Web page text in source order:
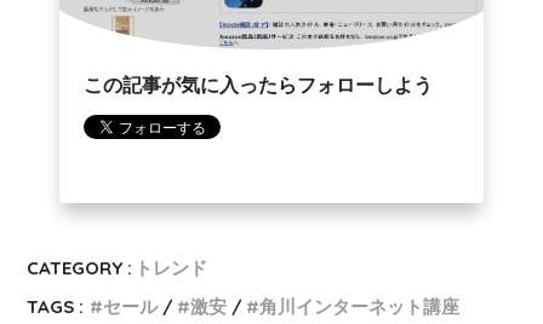
この記事が気に入ったらフォローしよう
CATEGORY : トレンド
TAGS :
セール 激安 角川インターネット講座